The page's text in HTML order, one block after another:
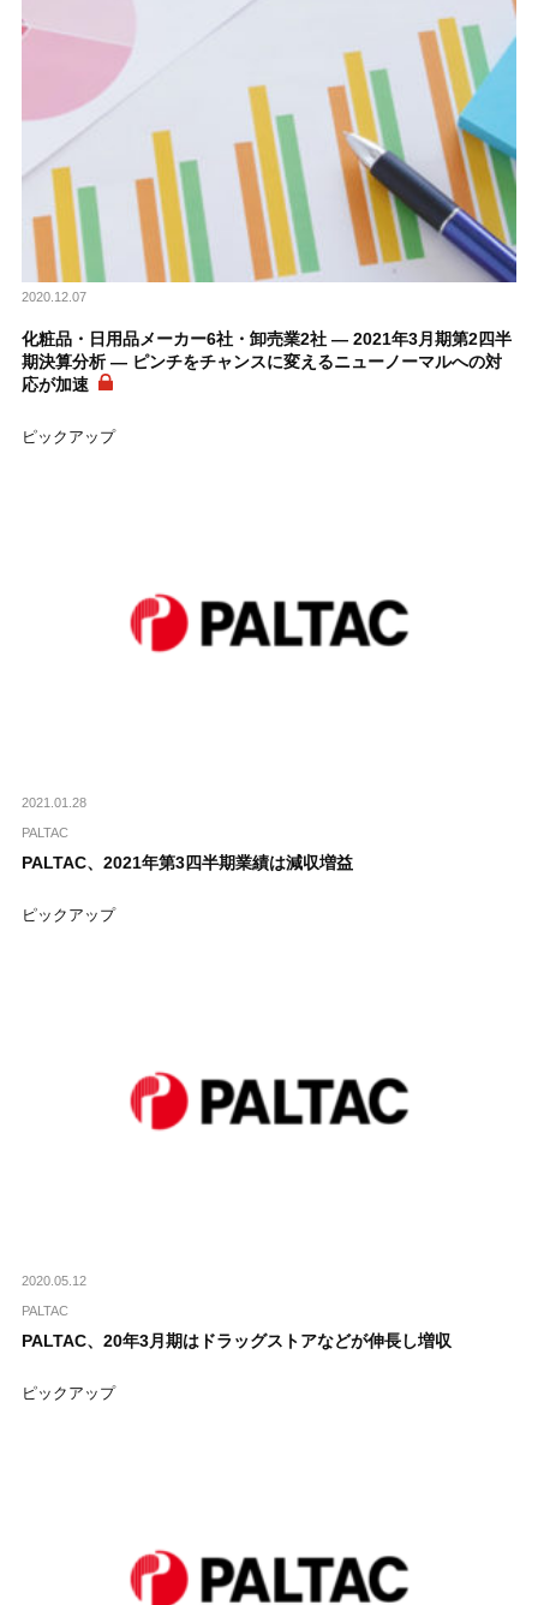
2020.12.07
化粧品・日用品メーカー6社・卸売業2社 ― 2021年3月期第2四半
期決算分析 ― ピンチをチャンスに変えるニューノーマルへの対
応が加速
ピックアップ
2021.01.28
PALTAC
PALTAC、2021年第3四半期業績は減収増益
ピックアップ
2020.05.12
PALTAC
PALTAC、20年3月期はドラッグストアなどが伸長し増収
ピックアップ